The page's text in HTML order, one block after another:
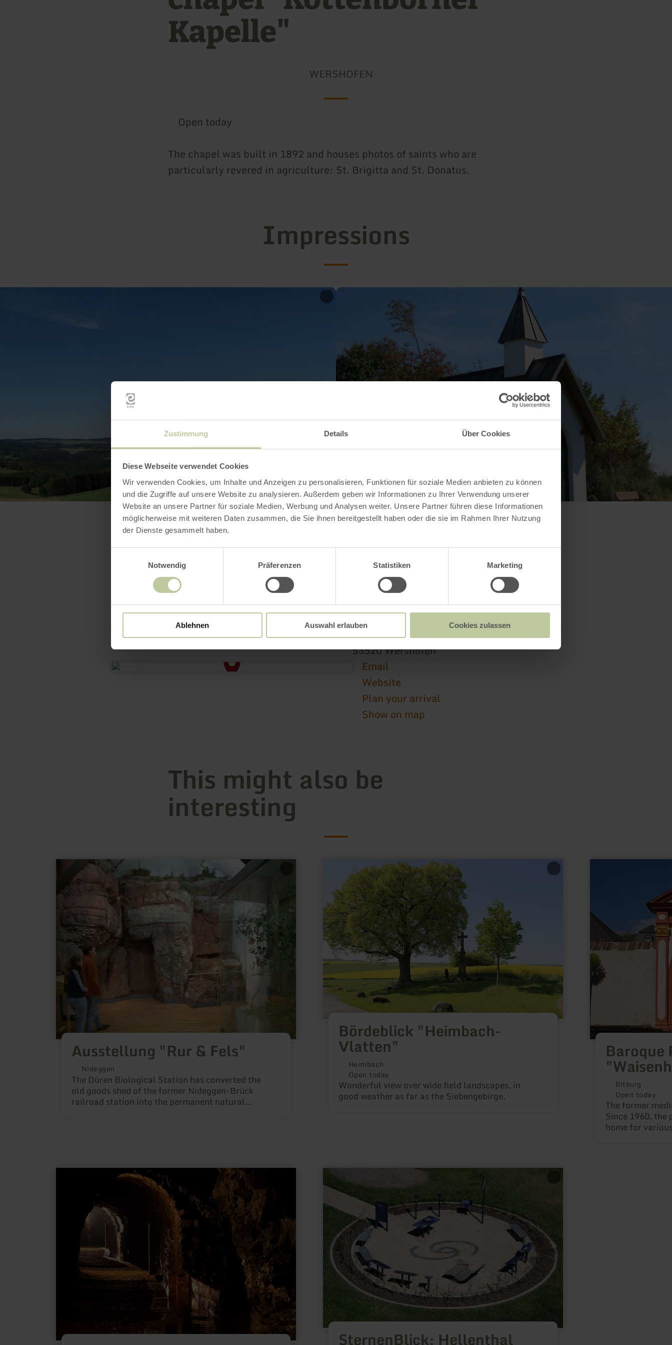
Zustimmung Details Über Cookies
Diese Webseite verwendet Cookies
Wir verwenden Cookies, um Inhalte und Anzeigen zu personalisieren, Funktionen für soziale Medien anbieten zu können
und die Zugriffe auf unsere Website zu analysieren. Außerdem geben wir Informationen zu Ihrer Verwendung unserer
Website an unsere Partner für soziale Medien, Werbung und Analysen weiter. Unsere Partner führen diese Informationen
möglicherweise mit weiteren Daten zusammen, die Sie ihnen bereitgestellt haben oder die sie im Rahmen Ihrer Nutzung
der Dienste gesammelt haben.
Notwendig
Präferenzen Statistiken Marketing
Ablehnen Auswahl erlauben Cookies zulassen
Kapelle"
WERSHOFEN
Open today
The chapel was built in 1892 and houses photos of saints who are
particularly revered in agriculture: St. Brigitta and St. Donatus.
Impressions
Contact
Kottenborner Kreuz
Kottenborner Straße
53520 Wershofen
Email
Website
Plan your arrival
Show on map
This might also be
interesting
Ausstellung "Rur & Fels"
Nideggen
The Düren Biological Station has converted the
old goods shed of the former Nideggen-Brück
railroad station into the permanent natural
"Rur
&amp;
Fels"
Bördeblick "Heimbach-
Vlatten"
Heimbach
Open today
Wonderful view over wide field landscapes, in
good weather as far as the Siebengebirge.
Bördeblick
"Heimbach-
Vlatten"
Baroque
Bitburg
Open today
The former
Since 1960, the
home for
Besucherbergwerk
Wohlfahrt"
SternenBlick: Hellenthal
more
about:
SternenBlick:
Hellenthal
"Kosmisches